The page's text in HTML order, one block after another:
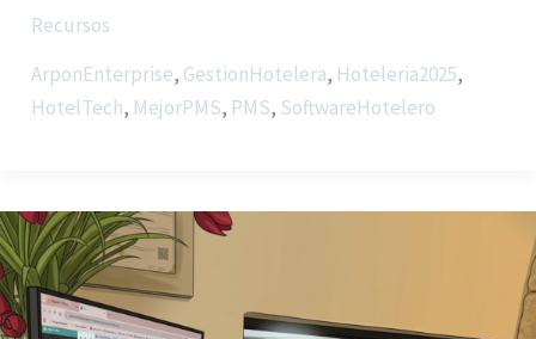
Recursos
ArponEnterprise, GestionHotelera, Hoteleria2025,
HotelTech, MejorPMS, PMS, SoftwareHotelero
Adiós
procesos
manuales.